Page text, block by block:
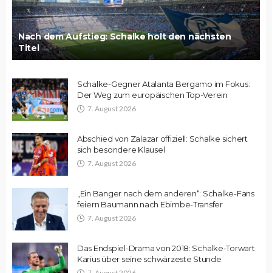
Nach dem Aufstieg: Schalke holt den nächsten
Titel
Schalke-Gegner Atalanta Bergamo im Fokus:
Der Weg zum europäischen Top-Verein
7. August 2026
Abschied von Zalazar offiziell: Schalke sichert
sich besondere Klausel
7. August 2026
„Ein Banger nach dem anderen“: Schalke-Fans
feiern Baumann nach Ebimbe-Transfer
7. August 2026
Das Endspiel-Drama von 2018: Schalke-Torwart
Karius über seine schwärzeste Stunde